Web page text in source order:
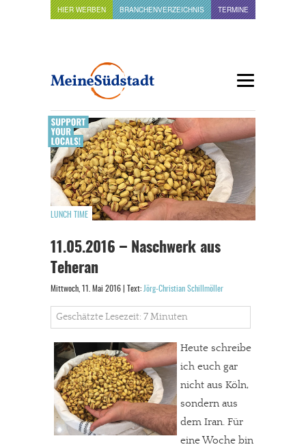
HIER WERBEN BRANCHENVERZEICHNIS TERMINE
LUNCH TIME
11.05.2016 – Naschwerk aus
Teheran
Mittwoch, 11. Mai 2016 | Text: Jörg-Christian Schillmöller
Geschätzte Lesezeit: 7 Minuten
Heute schreibe
ich euch gar
nicht aus Köln,
sondern aus
dem Iran. Für
eine Woche bin